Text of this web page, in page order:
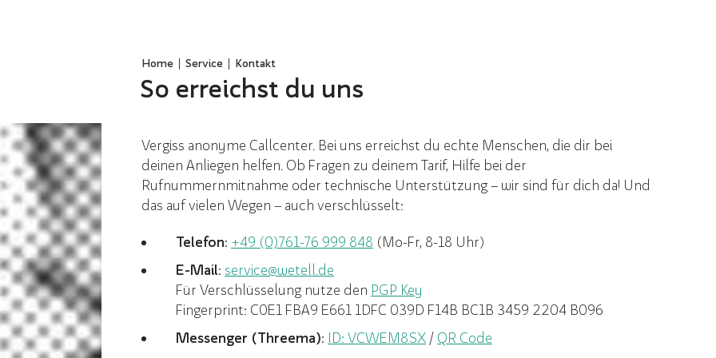
Home Service Kontakt
So erreichst du uns
Vergiss anonyme Callcenter. Bei uns erreichst du echte Menschen, die dir bei
deinen Anliegen helfen. Ob Fragen zu deinem Tarif, Hilfe bei der
Rufnummernmitnahme oder technische Unterstützung – wir sind für dich da! Und
das auf vielen Wegen – auch verschlüsselt:
Telefon: +49 (0)761-76 999 848 (Mo-Fr, 8-18 Uhr)
E-Mail: service@wetell.de
Für Verschlüsselung nutze den PGP Key
Fingerprint: C0E1 FBA9 E661 1DFC 039D F14B BC1B 3459 2204 B096
Messenger (Threema): ID: VCWEM8SX / QR Code